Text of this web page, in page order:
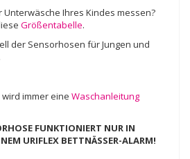
Unterwäsche Ihres Kindes messen?
Größentabelle.
der Sensorhosen für Jungen und
immer eine Waschanleitung
FUNKTIONIERT NUR IN
URIFLEX BETTNÄSSER-ALARM!